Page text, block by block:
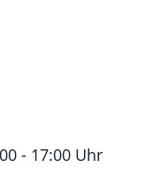
- 17:00 Uhr